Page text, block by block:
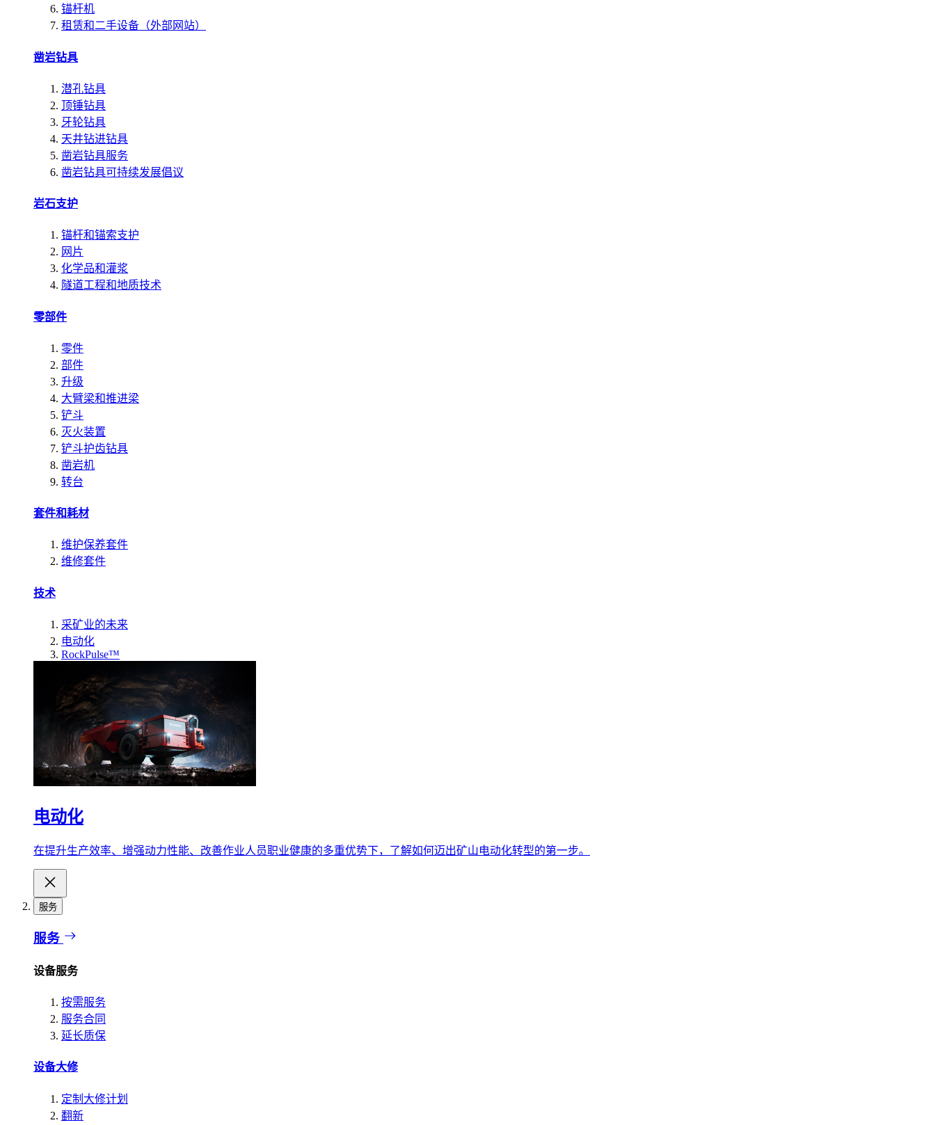
锚杆机
租赁和二手设备（外部网站）
凿岩钻具
潜孔钻具
顶锤钻具
牙轮钻具
天井钻进钻具
凿岩钻具服务
凿岩钻具可持续发展倡议
岩石支护
锚杆和锚索支护
网片
化学品和灌浆
隧道工程和地质技术
零部件
零件
部件
升级
大臂梁和推进梁
铲斗
灭火装置
铲斗护齿钻具
凿岩机
转台
套件和耗材
维护保养套件
维修套件
技术
采矿业的未来
电动化
RockPulse™
电动化
在提升生产效率、增强动力性能、改善作业人员职业健康的多重优势下，了解如何迈出矿山电动化转型的第一步。
服务
服务
设备服务
按需服务
服务合同
延长质保
设备大修
定制大修计划
翻新